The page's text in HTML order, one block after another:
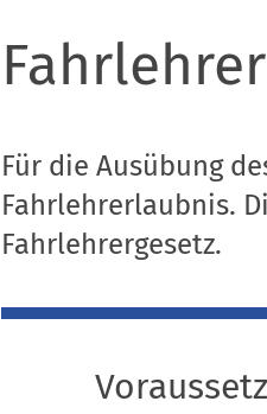
Für die Ausübung
Fahrlehrerlaubnis.
Fahrlehrergesetz.